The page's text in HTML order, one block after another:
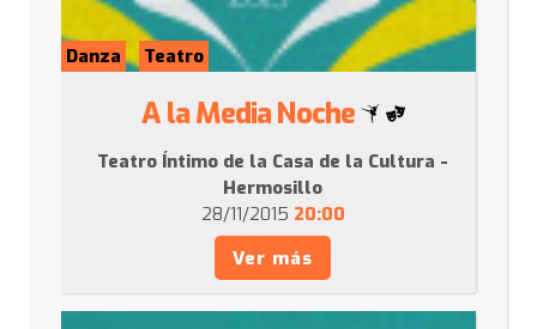
Danza Teatro
A la Media Noche
Teatro Íntimo de la Casa de la Cultura -
Hermosillo
28/11/2015 20:00
Ver más